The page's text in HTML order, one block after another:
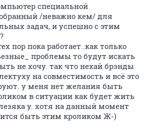
специальной
/неважно кем/ для
задач, и успешно с этим
пор пока работает..как только
проблемы то будут искать
не хочу. так что нехай брэнды
на совместимость и всё это
у меня нет желания быть
в ситуации как будет жить
y. хотя на данный момент
быть этим кроликом Ж-)